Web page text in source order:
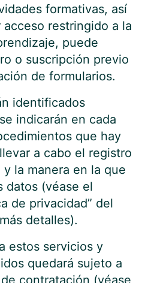
formativas, así
restringido a la
puede
o suscripción previo
de formularios.
identificados
indicarán en cada
que hay
a cabo el registro
la manera en la que
datos (véase el
de privacidad” del
detalles).
estos servicios y
quedará sujeto a
contratación (véase